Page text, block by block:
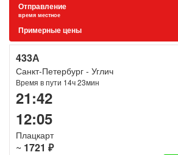
Отправление
время местное
Примерные цены
433А
Санкт-Петербург - Углич
Время в пути 14ч 23мин
21:42
12:05
Плацкарт
~ 1721 ₽